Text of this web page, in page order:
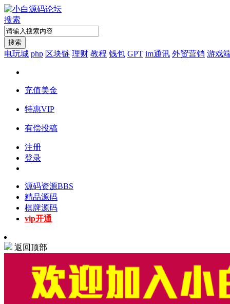
搜索
搜索
电玩城 php 区块链 理财 教程 钱包 GPT im通讯 外贸营销 游戏
充值美金
特惠VIP
有偿投稿
注册
登录
源码资源BBS
精品源码
棋牌源码
vip开通
返回顶部